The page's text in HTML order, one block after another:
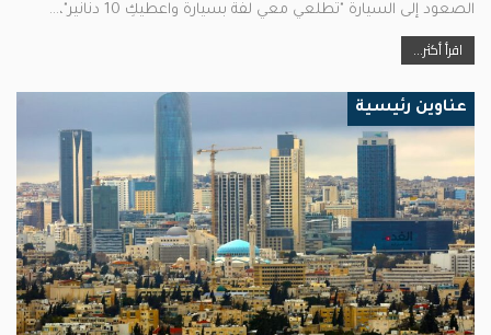
الصعود إلى السيارة "تطلعي معي لفة بسيارة واعطيكِ 10 دنانير"،…
اقرأ أكثر...
عناوين رئيسية